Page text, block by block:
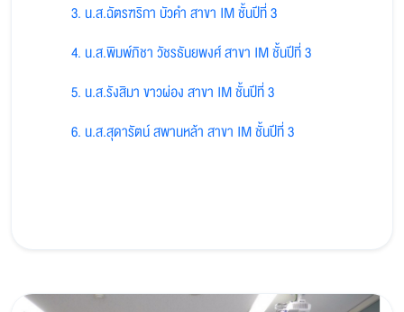
3. น.ส.ฉัตรฑริกา บัวคำ สาขา IM ชั้นปีที่ 3
4. น.ส.พิมพ์ภิชา วัชรธันยพงศ์ สาขา IM ชั้นปีที่ 3
5. น.ส.รังสิมา ขาวผ่อง สาขา IM ชั้นปีที่ 3
6. น.ส.สุดารัตน์ สพานหล้า สาขา IM ชั้นปีที่ 3